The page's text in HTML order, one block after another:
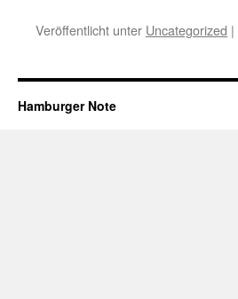
Veröffentlicht unter Uncategorized |
Hamburger Note